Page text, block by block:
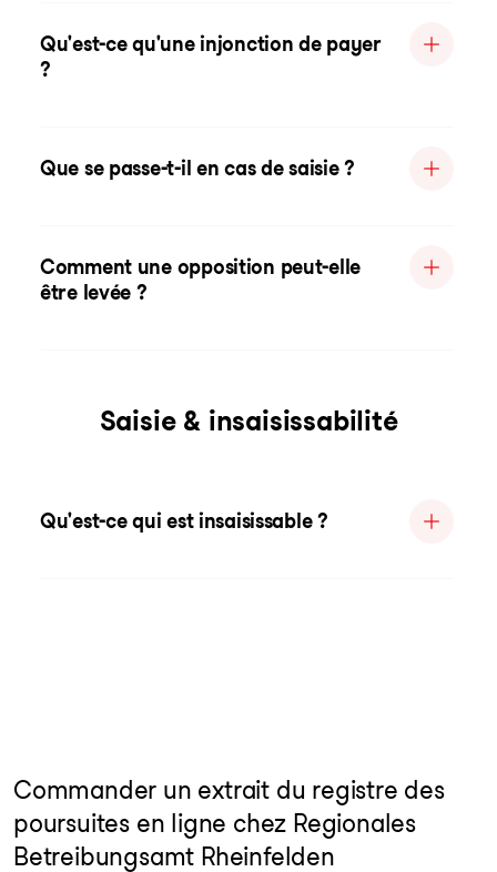
Qu'est-ce qu'une injonction de payer
?
Que se passe-t-il en cas de saisie ?
Comment une opposition peut-elle
être levée ?
Saisie & insaisissabilité
Qu'est-ce qui est insaisissable ?
Commander un extrait du registre des
poursuites en ligne chez Regionales
Betreibungsamt Rheinfelden